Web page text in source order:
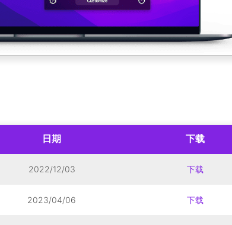
日期 下载
2022/12/03 下载
2023/04/06 下载